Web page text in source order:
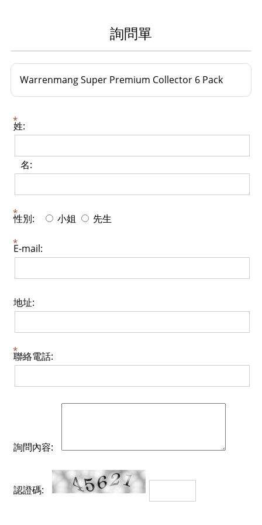
詢問單
Warrenmang Super Premium Collector 6 Pack
姓:
名:
性別: 小姐 先生
E-mail:
地址:
聯絡電話:
詢問內容:
認證碼: